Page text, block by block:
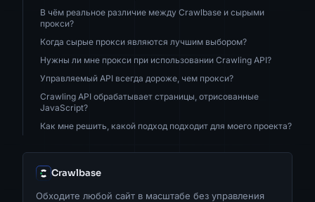
В чём реальное различие между Crawlbase и сырыми
прокси?
Когда сырые прокси являются лучшим выбором?
Нужны ли мне прокси при использовании Crawling API?
Управляемый API всегда дороже, чем прокси?
Crawling API обрабатывает страницы, отрисованные
JavaScript?
Как мне решить, какой подход подходит для моего проекта?
Crawlbase
Обходите любой сайт в масштабе без управления